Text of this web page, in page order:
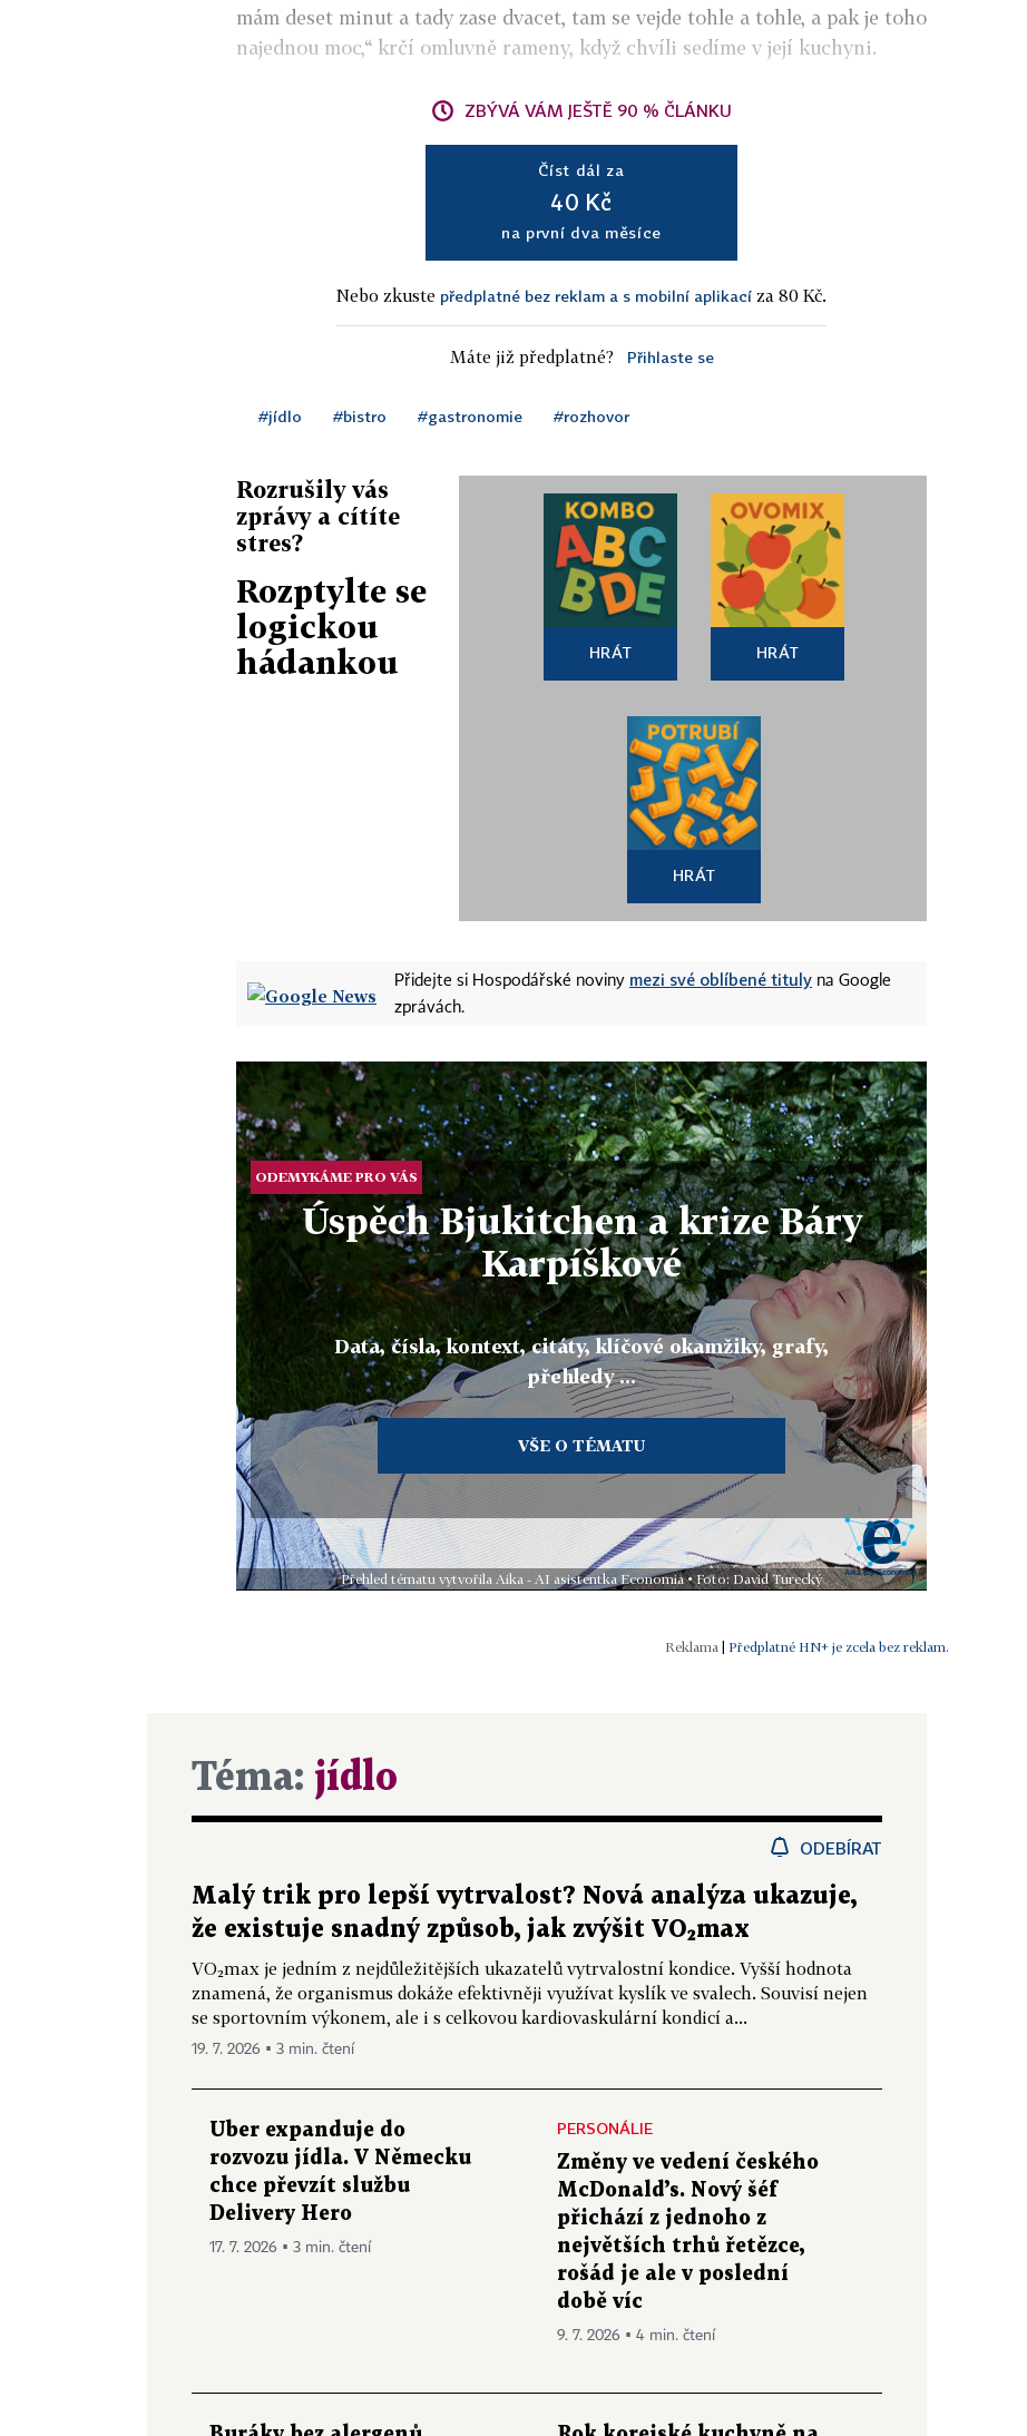
mám deset minut a tady zase dvacet, tam se vejde tohle a tohle, a pak je toho
najednou moc,“ krčí omluvně rameny, když chvíli sedíme v její kuchyni.
ZBÝVÁ VÁM JEŠTĚ 90 % ČLÁNKU
Číst dál za
40 Kč
na první dva měsíce
Nebo zkuste předplatné bez reklam a s mobilní aplikací za 80 Kč.
Máte již předplatné? Přihlaste se
#jídlo #bistro #gastronomie #rozhovor
Rozrušily vás
zprávy a cítíte
stres?
Rozptylte se
logickou
hádankou
HRÁT HRÁT
HRÁT
Přidejte si Hospodářské noviny mezi své oblíbené tituly na Google
zprávách.
ODEMYKÁME PRO VÁS
Úspěch Bjukitchen a krize Báry
Karpíškové
Data, čísla, kontext, citáty, klíčové okamžiky, grafy,
přehledy ...
VŠE O TÉMATU
Přehled tématu vytvořila Aika - AI asistentka Economia • Foto: David Turecký
Předplatné HN+ je zcela bez reklam.
Téma: jídlo
ODEBÍRAT
Malý trik pro lepší vytrvalost? Nová analýza ukazuje,
že existuje snadný způsob, jak zvýšit VO₂max
VO₂max je jedním z nejdůležitějších ukazatelů vytrvalostní kondice. Vyšší hodnota
znamená, že organismus dokáže efektivněji využívat kyslík ve svalech. Souvisí nejen
se sportovním výkonem, ale i s celkovou kardiovaskulární kondicí a...
19. 7. 2026 ▪ 3 min. čtení
Uber expanduje do
rozvozu jídla. V Německu
chce převzít službu
Delivery Hero
17. 7. 2026 ▪ 3 min. čtení
PERSONÁLIE
Změny ve vedení českého
McDonald’s. Nový šéf
přichází z jednoho z
největších trhů řetězce,
rošád je ale v poslední
době víc
9. 7. 2026 ▪ 4 min. čtení